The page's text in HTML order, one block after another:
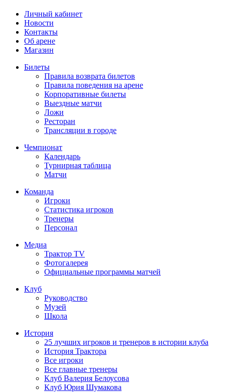
Личный кабинет
Новости
Контакты
Об арене
Магазин
Билеты
Правила возврата билетов
Правила поведения на арене
Корпоративные билеты
Выездные матчи
Ложи
Ресторан
Трансляции в городе
Чемпионат
Календарь
Турнирная таблица
Матчи
Команда
Игроки
Статистика игроков
Тренеры
Персонал
Медиа
Трактор TV
Фотогалерея
Официальные программы матчей
Клуб
Руководство
Музей
Школа
История
25 лучших игроков и тренеров в истории клуба
История Трактора
Все игроки
Все главные тренеры
Клуб Валерия Белоусова
Клуб Юрия Шумакова